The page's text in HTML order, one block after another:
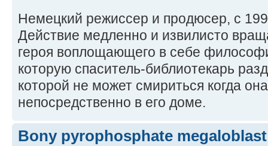
Немецкий режиссер и продюсер, с
Действие медленно и извилисто
героя воплощающего в себе
которую спаситель-библиотекарь
которой не может смириться когда
непосредственно в его доме.
Bony pyrophosphate